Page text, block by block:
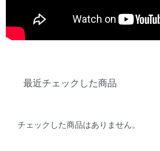
最近チェックした商品
チェックした商品はありません。